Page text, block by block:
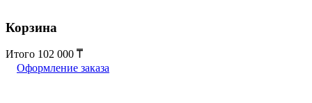
Корзина
Итого 102 000
Оформление заказа